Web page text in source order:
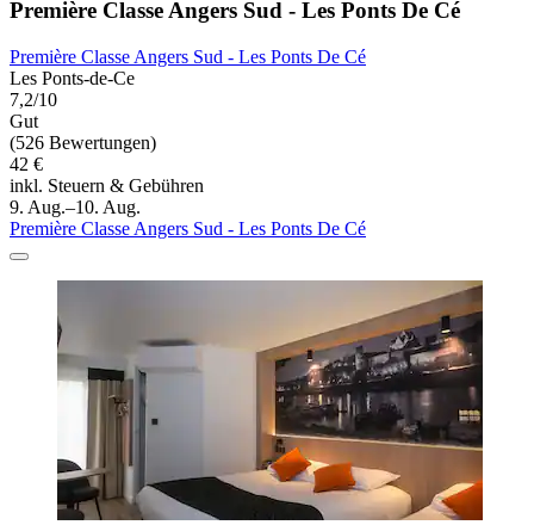
Première Classe Angers Sud - Les Ponts De Cé
Première Classe Angers Sud - Les Ponts De Cé
Les Ponts-de-Ce
7,2/10
Gut
(526 Bewertungen)
42 €
inkl. Steuern & Gebühren
9. Aug.–10. Aug.
Première Classe Angers Sud - Les Ponts De Cé